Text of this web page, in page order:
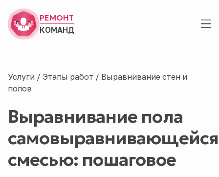
РЕМОНТ
КОМАНД
Услуги / Этапы работ / Выравнивание стен и
полов
Выравнивание пола
самовыравнивающейся
смесью: пошаговое